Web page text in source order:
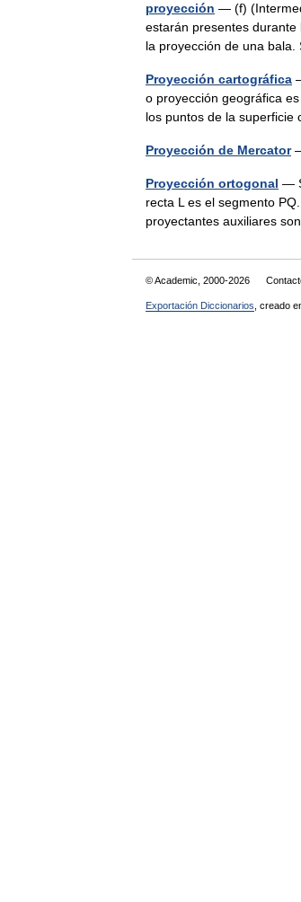
proyección — (f)
estarán presentes
la proyección de una
Proyección cartográfica
o proyección geográfica
los puntos de la
Proyección de Mercator—
Proyección ortogonal —
recta L es el segmento
proyectantes auxiliares
© Academic, 2000-2026
Exportación Diccionarios , creado